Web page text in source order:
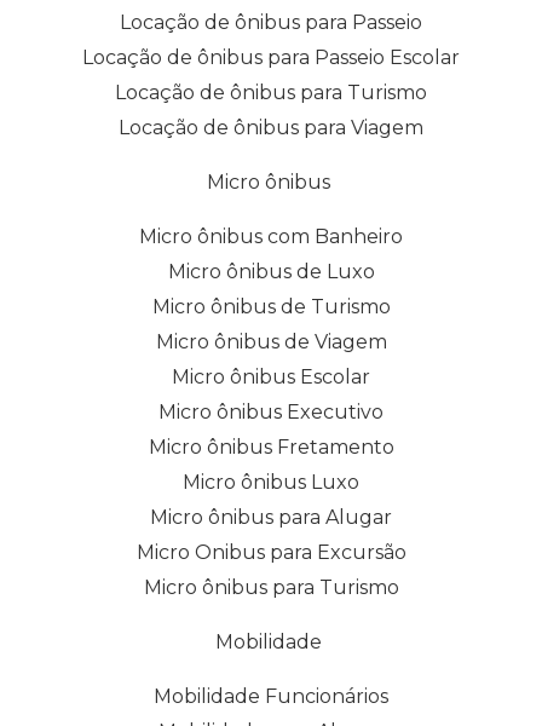
Locação de ônibus para Passeio
Locação de ônibus para Passeio Escolar
Locação de ônibus para Turismo
Locação de ônibus para Viagem
Micro ônibus
Micro ônibus com Banheiro
Micro ônibus de Luxo
Micro ônibus de Turismo
Micro ônibus de Viagem
Micro ônibus Escolar
Micro ônibus Executivo
Micro ônibus Fretamento
Micro ônibus Luxo
Micro ônibus para Alugar
Micro Onibus para Excursão
Micro ônibus para Turismo
Mobilidade
Mobilidade Funcionários